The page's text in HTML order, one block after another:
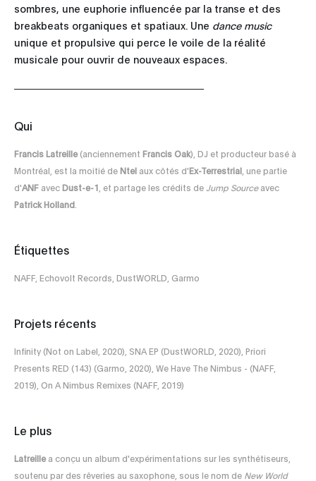
sombres, une euphorie influencée par la transe et des
breakbeats organiques et spatiaux. Une dance music
unique et propulsive qui perce le voile de la réalité
musicale pour ouvrir de nouveaux espaces.
Qui
Francis Latreille(anciennement Francis Oak), DJ et producteur basé à
Montréal, est la moitié de Ntel aux côtés d'Ex-Terrestrial , une partie
d'ANF avec Dust-e-1 , et partage les crédits de Jump Sourceavec
Patrick Holland
Étiquettes
NAFF, Echovolt Records, DustWORLD, Garmo
Projets récents
Infinity (Not on Label, 2020), SNA EP (DustWORLD, 2020), Priori
Presents RED (143) (Garmo, 2020), We Have The Nimbus - (NAFF,
2019), On A Nimbus Remixes (NAFF, 2019)
Le plus
Latreillea conçu un album d'expérimentations sur les synthétiseurs,
soutenu par des rêveries au saxophone, sous le nom de New World